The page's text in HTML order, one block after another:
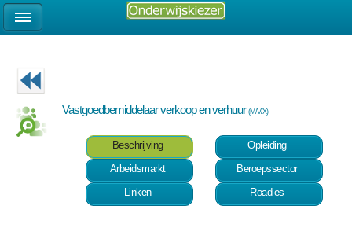
Vastgoedbemiddelaar verkoop en verhuur(M/V/X)
Beschrijving
Opleiding
Arbeidsmarkt
Beroepssector
Linken
Roadies